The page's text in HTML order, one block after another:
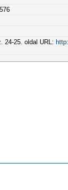
24-25. oldal URL: